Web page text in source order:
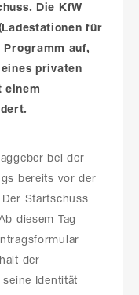
Die KfW
Ladestationen für
Programm auf,
privaten
einem
bei der
bereits vor der
Startschuss
diesem Tag
der
Identität